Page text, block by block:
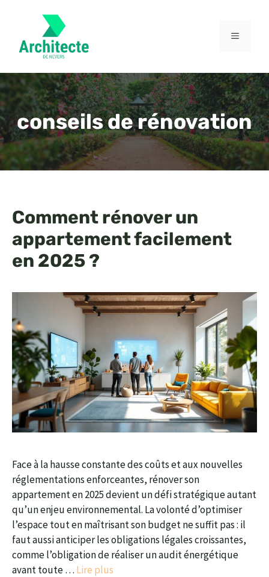
MENU
conseils de rénovation
Comment rénover un
appartement facilement
en 2025 ?
Face à la hausse constante des coûts et aux nouvelles
réglementations enforceantes, rénover son
appartement en 2025 devient un défi stratégique autant
qu’un enjeu environnemental. La volonté d’optimiser
l’espace tout en maîtrisant son budget ne suffit pas : il
faut aussi anticiper les obligations légales croissantes,
comme l’obligation de réaliser un audit énergétique
avant toute … Lire plus